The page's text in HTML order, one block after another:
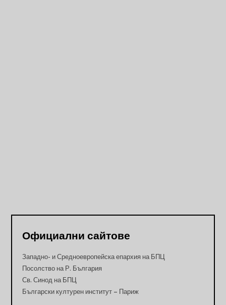
Официални сайтове
Западно- и Средноевропейска епархия на БПЦ
Посолство на Р. България
Св. Синод на БПЦ
Български културен институт – Париж